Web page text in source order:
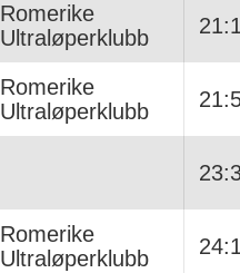
Romerike
Ultraløperklubb
Romerike
Ultraløperklubb
Romerike
Ultraløperklubb